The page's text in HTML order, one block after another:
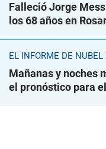
Falleció Jorge
los 68 años en
EL INFORME DE NUBEL
Mañanas y noches
el pronóstico para